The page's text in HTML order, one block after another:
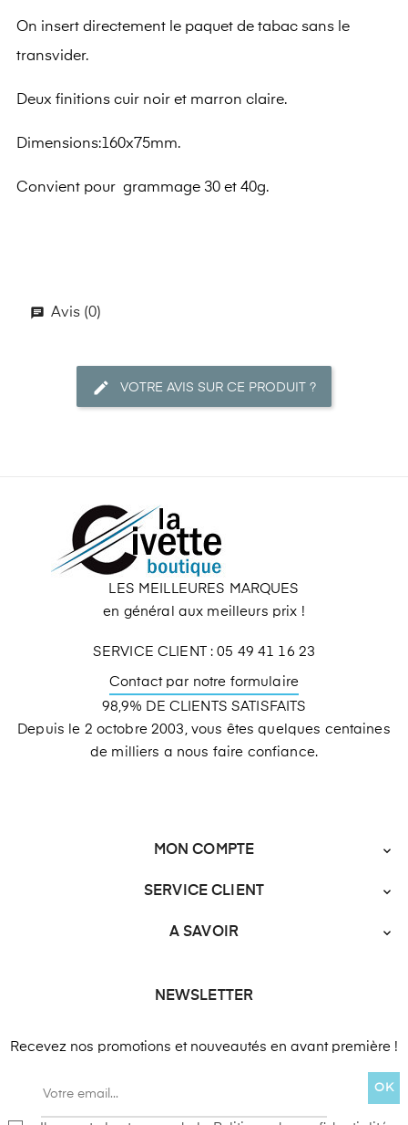
On insert directement le paquet de tabac sans le
transvider.
Deux finitions cuir noir et marron claire.
Dimensions:160x75mm.
Convient pour grammage 30 et 40g.
Avis (0)
VOTRE AVIS SUR CE PRODUIT ?
LES MEILLEURES MARQUES
en général aux meilleurs prix !
SERVICE CLIENT : 05 49 41 16 23
Contact par notre formulaire
98,9% DE CLIENTS SATISFAITS
Depuis le 2 octobre 2003, vous êtes quelques centaines
de milliers a nous faire confiance.
MON COMPTE 
SERVICE CLIENT 
A SAVOIR 
NEWSLETTER
Recevez nos promotions et nouveautés en avant première !
OK